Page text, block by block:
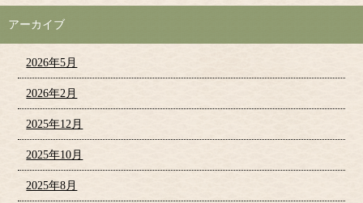
アーカイブ
2026年5月
2026年2月
2025年12月
2025年10月
2025年8月